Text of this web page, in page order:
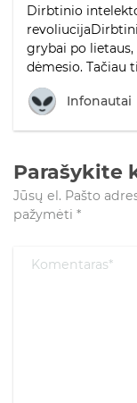
Dirbtinio
grybai po
dėmesio. Tačiau
Infonautai
Parašykite
Jūsų el. Pašto
pažymėti *